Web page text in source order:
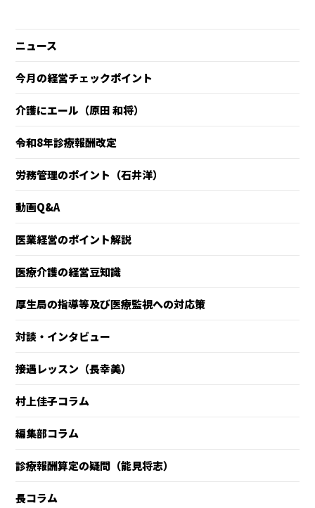
ニュース
今月の経営チェックポイント
介護にエール（原田 和将）
令和8年診療報酬改定
労務管理のポイント（石井洋）
動画Q&A
医業経営のポイント解説
医療介護の経営豆知識
厚生局の指導等及び医療監視への対応策
対談・インタビュー
接遇レッスン（長幸美）
村上佳子コラム
編集部コラム
診療報酬算定の疑問（能見将志）
長コラム